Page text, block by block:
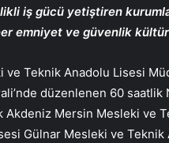
iş gücü yetiştiren
emniyet ve güvenlik
ve Teknik Anadolu Lisesi
düzenlenen 60
Akdeniz Mersin Mesleki ve
Gülnar Mesleki ve